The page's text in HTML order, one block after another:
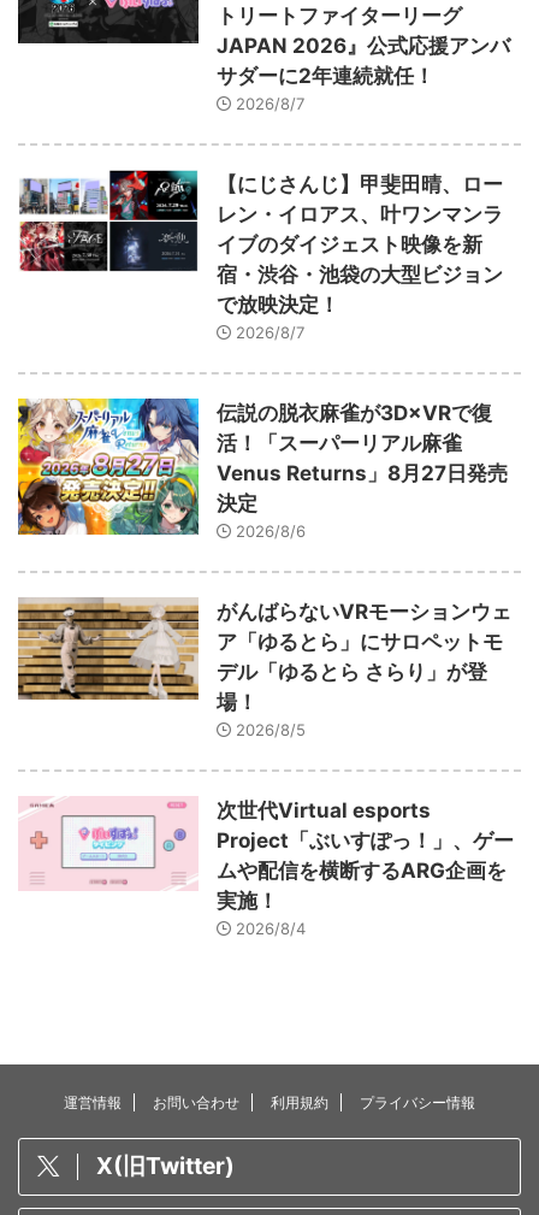
トリートファイターリーグ
JAPAN 2026』公式応援アンバ
サダーに2年連続就任！
2026/8/7
【にじさんじ】甲斐田晴、ロー
レン・イロアス、叶ワンマンラ
イブのダイジェスト映像を新
宿・渋谷・池袋の大型ビジョン
で放映決定！
2026/8/7
伝説の脱衣麻雀が3D×VRで復
活！「スーパーリアル麻雀
Venus Returns」8月27日発売
決定
2026/8/6
がんばらないVRモーションウェ
ア「ゆるとら」にサロペットモ
デル「ゆるとら さらり」が登
場！
2026/8/5
次世代Virtual esports
Project「ぶいすぽっ！」、ゲー
ムや配信を横断するARG企画を
実施！
2026/8/4
運営情報 お問い合わせ 利用規約 プライバシー情報
X(旧Twitter)